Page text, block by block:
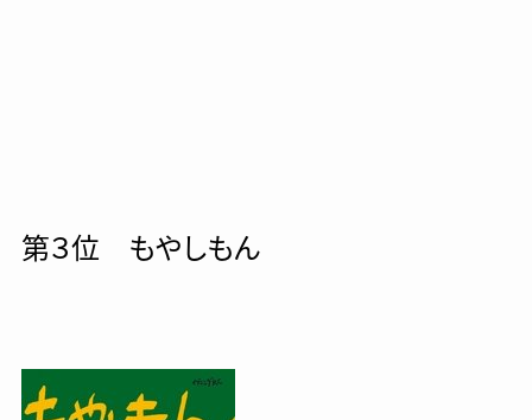
第３位 もやしもん